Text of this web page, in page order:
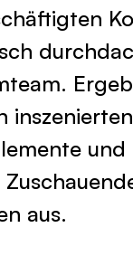
aus.